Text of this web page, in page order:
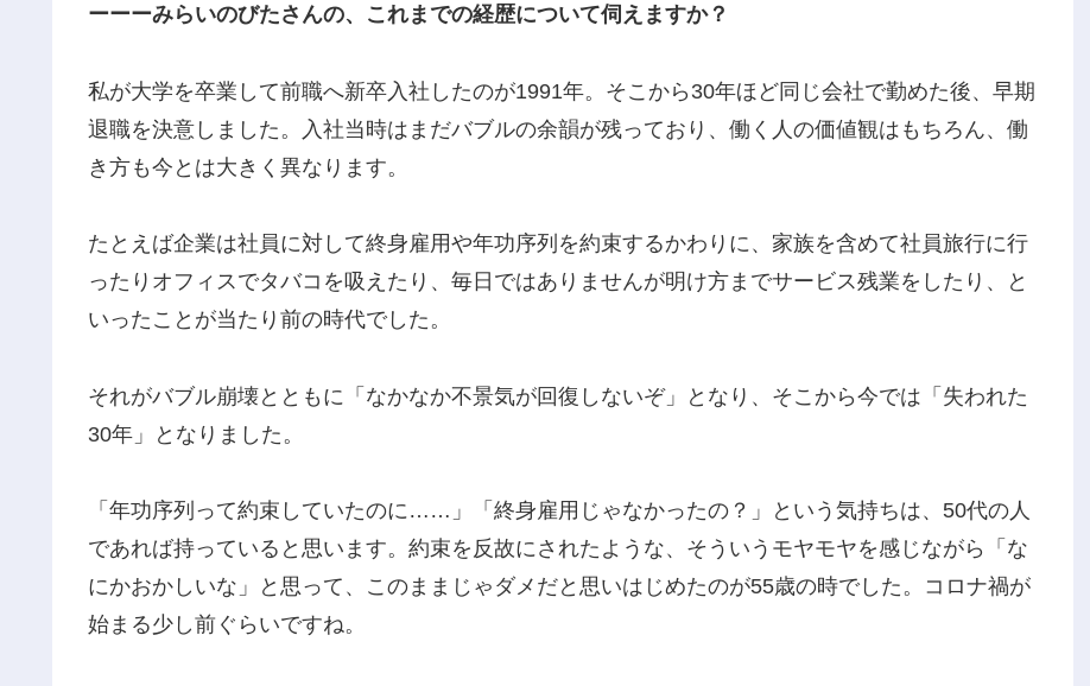
ーーーみらいのびたさんの、これまでの経歴について伺えますか？
私が大学を卒業して前職へ新卒入社したのが1991年。そこから30年ほど同じ会社で勤めた後、早期
退職を決意しました。入社当時はまだバブルの余韻が残っており、働く人の価値観はもちろん、働
き方も今とは大きく異なります。
たとえば企業は社員に対して終身雇用や年功序列を約束するかわりに、家族を含めて社員旅行に行
ったりオフィスでタバコを吸えたり、毎日ではありませんが明け方までサービス残業をしたり、と
いったことが当たり前の時代でした。
それがバブル崩壊とともに「なかなか不景気が回復しないぞ」となり、そこから今では「失われた
30年」となりました。
「年功序列って約束していたのに……」「終身雇用じゃなかったの？」という気持ちは、50代の人
であれば持っていると思います。約束を反故にされたような、そういうモヤモヤを感じながら「な
にかおかしいな」と思って、このままじゃダメだと思いはじめたのが55歳の時でした。コロナ禍が
始まる少し前ぐらいですね。